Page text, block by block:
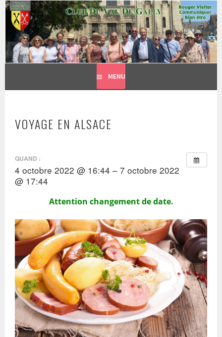
Aller
contenu
principal
CLUB DU VAL DE GALLY
BOUGER, VISITER, COMMUNIQUER = BIEN ÊTRE
MENU
VOYAGE EN ALSACE
QUAND :
4 octobre 2022 @ 16:44 – 7 octobre 2022
@ 17:44
Attention changement de date.